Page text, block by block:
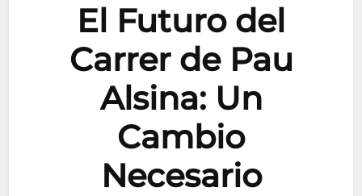
El Futuro del
Carrer de Pau
Alsina: Un
Cambio
Necesario